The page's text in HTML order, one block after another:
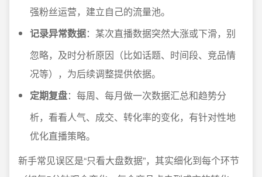
强粉丝运营，建立自己的流量池。
记录异常数据：某次直播数据突然大涨或下滑，别
忽略，及时分析原因（比如话题、时间段、竞品情
况等），为后续调整提供依据。
定期复盘：每周、每月做一次数据汇总和趋势分
析，看看人气、成交、转化率的变化，有针对性地
优化直播策略。
新手常见误区是“只看大盘数据”，其实细化到每个环节